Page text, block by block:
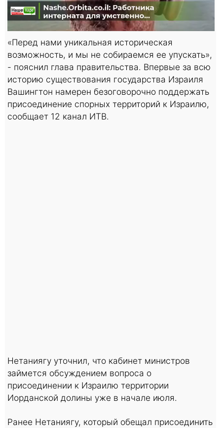
«Перед нами уникальная историческая
возможность, и мы не собираемся ее упускать»,
- пояснил глава правительства. Впервые за всю
историю существования государства Израиля
Вашингтон намерен безоговорочно поддержать
присоединение спорных территорий к Израилю,
сообщает 12 канал ИТВ.
Нетаниягу уточнил, что кабинет министров
займется обсуждением вопроса о
присоединении к Израилю территории
Иорданской долины уже в начале июля.
Ранее Нетаниягу, который обещал присоединить